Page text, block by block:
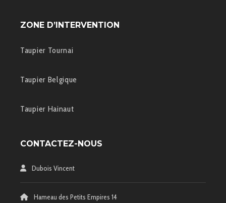
ZONE D’INTERVENTION
Taupier Tournai
Taupier Belgique
Taupier Hainaut
CONTACTEZ-NOUS
Dubois Vincent
Hameau des Petits Empires 14